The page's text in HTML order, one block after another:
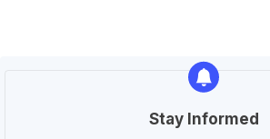
Stay Informed